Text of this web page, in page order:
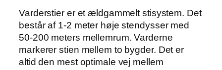
Varderstier er et ældgammelt stisystem. Det
består af 1-2 meter høje stendysser med
50-200 meters mellemrum. Varderne
markerer stien mellem to bygder. Det er
altid den mest optimale vej mellem